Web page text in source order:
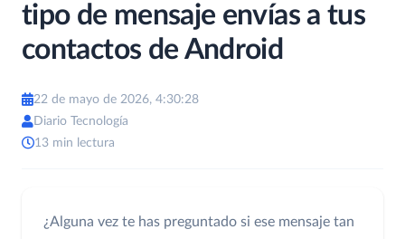
tipo de mensaje envías a tus
contactos de Android
22 de mayo de 2026, 4:30:28
Diario Tecnología
13 min lectura
¿Alguna vez te has preguntado si ese mensaje tan